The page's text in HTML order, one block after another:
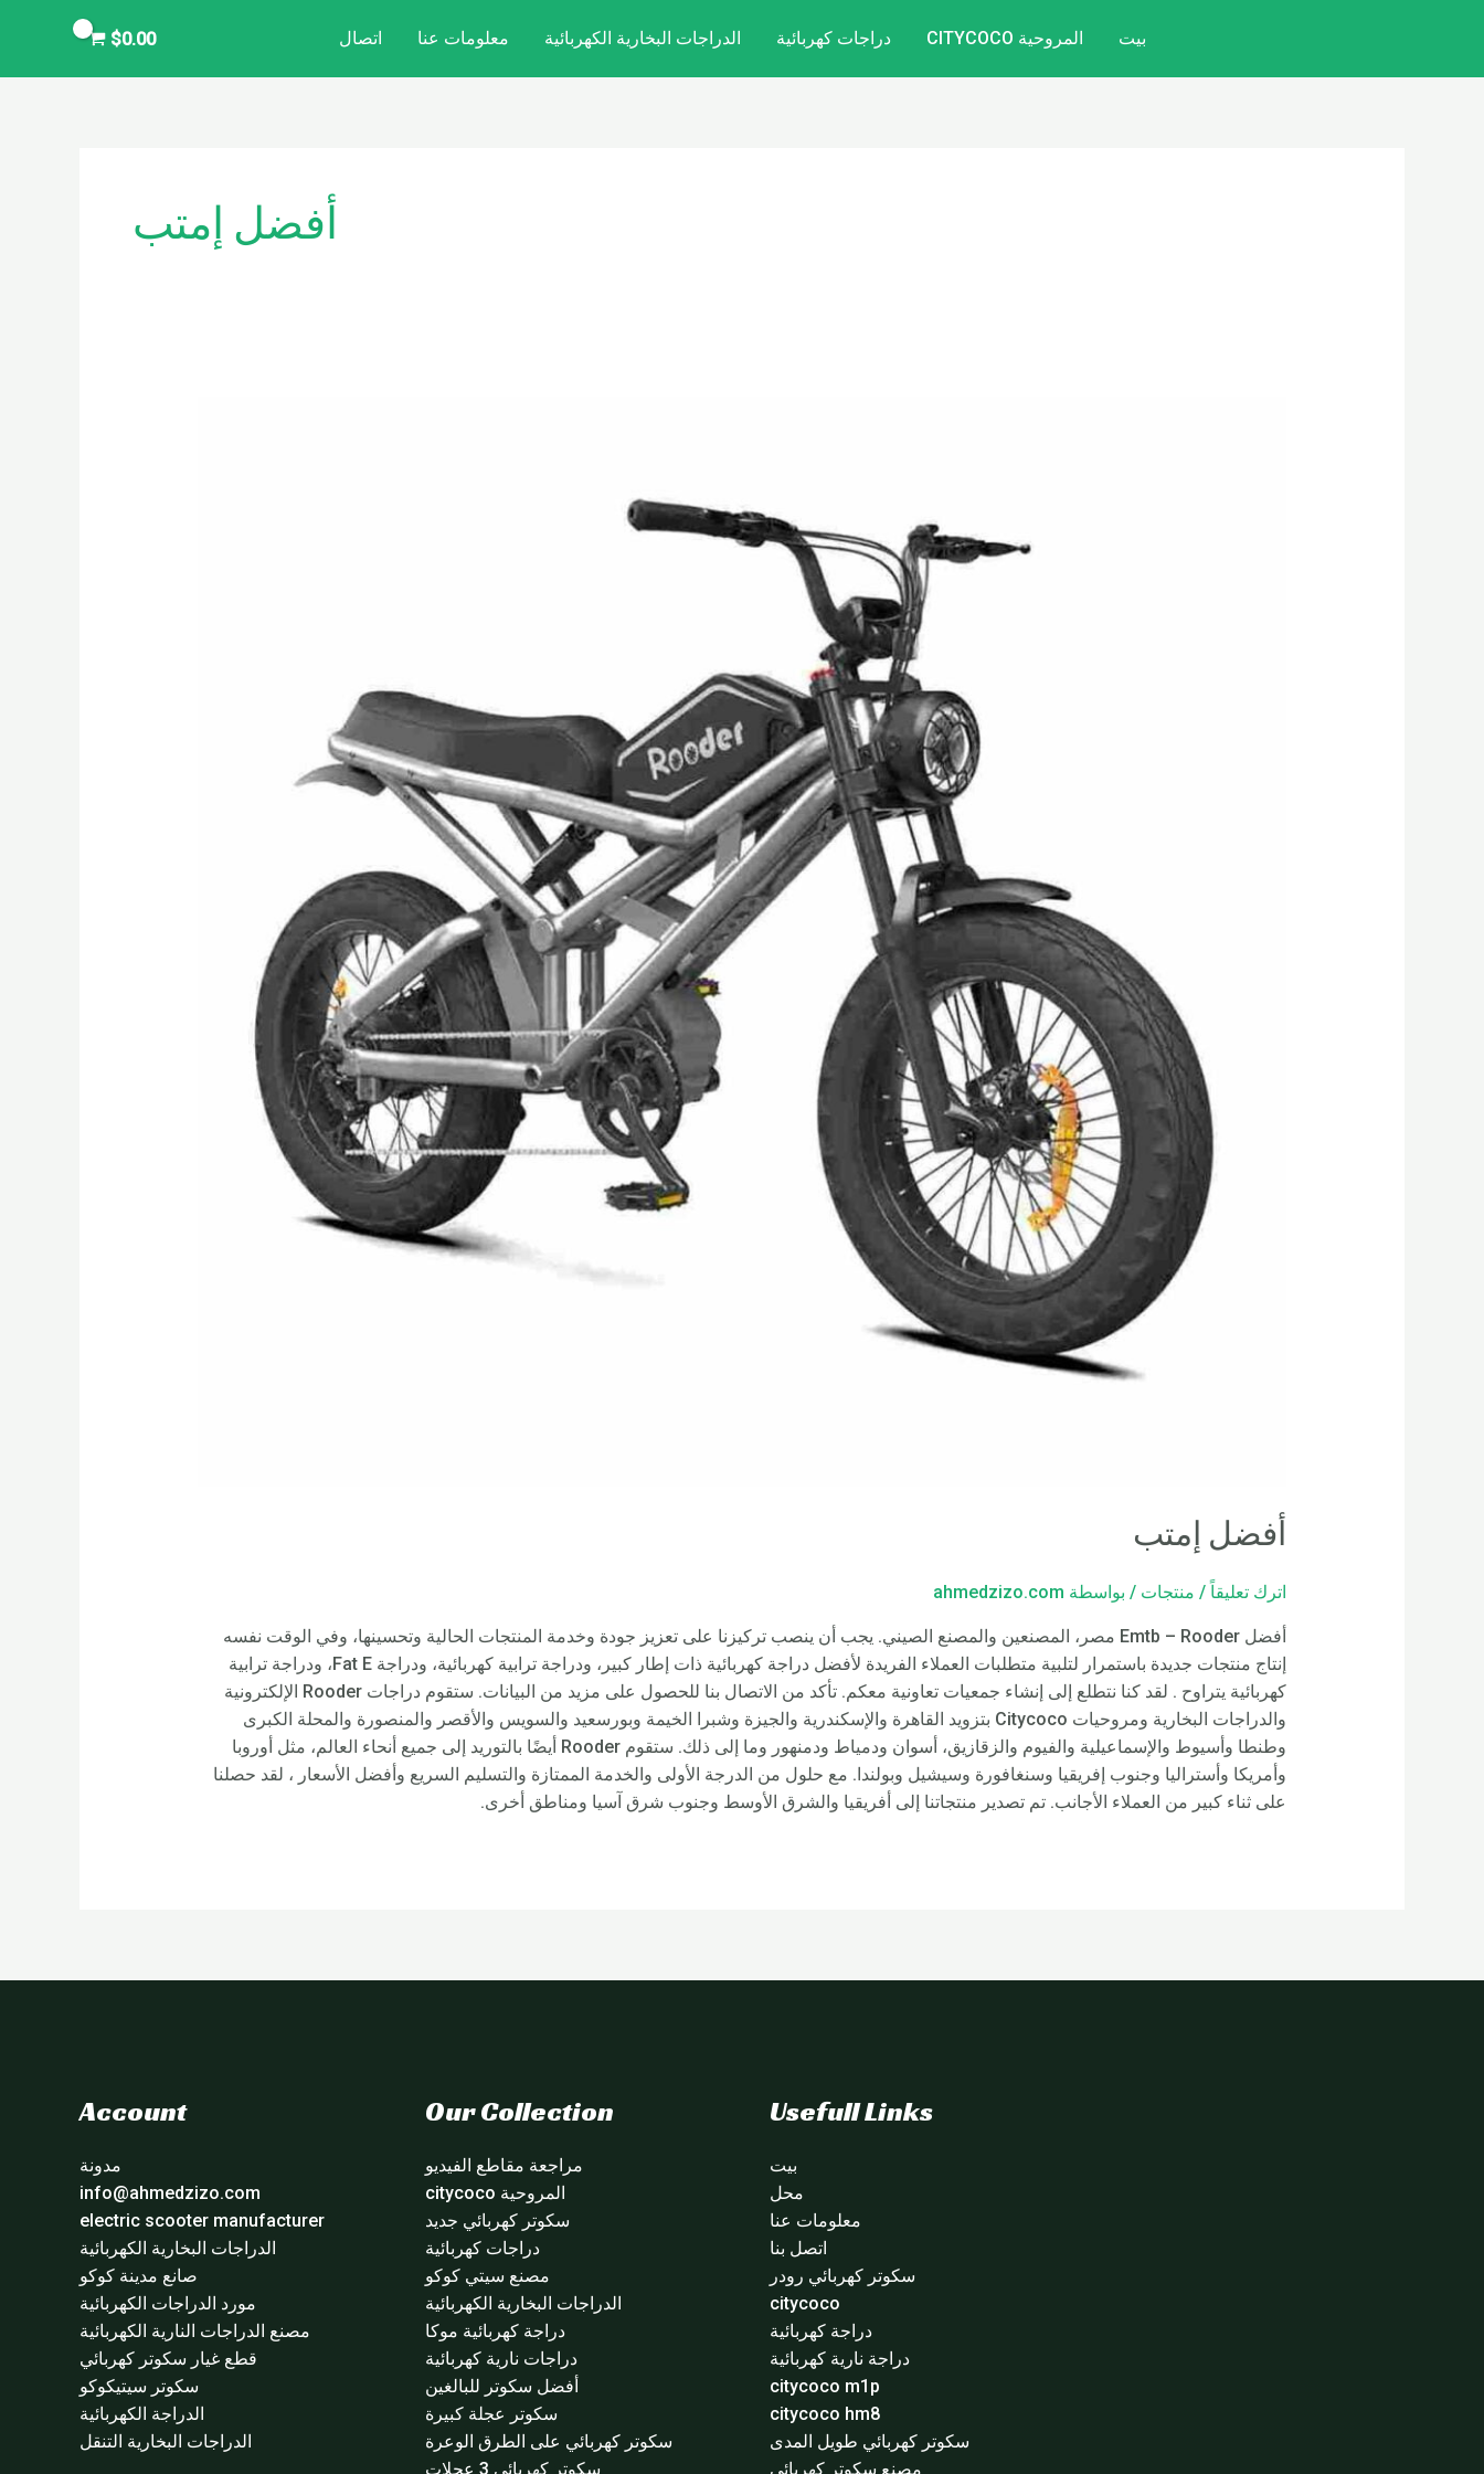
بيت المروحية CITYCOCO دراجات كهربائية الدراجات البخارية الكهربائية معلومات عنا اتصال $0.00
أفضل إمتب
أفضل إمتب
اترك تعليقاً / منتجات / بواسطة ahmedzizo.com
أفضل Emtb – Rooder مصر، المصنعين والمصنع الصيني. يجب أن ينصب تركيزنا على تعزيز جودة وخدمة المنتجات الحالية وتحسينها، وفي الوقت نفسه
إنتاج منتجات جديدة باستمرار لتلبية متطلبات العملاء الفريدة لأفضل دراجة كهربائية ذات إطار كبير، ودراجة ترابية كهربائية، ودراجة Fat E، ودراجة ترابية
كهربائية يتراوح . لقد كنا نتطلع إلى إنشاء جمعيات تعاونية معكم. تأكد من الاتصال بنا للحصول على مزيد من البيانات. ستقوم دراجات Rooder الإلكترونية
والدراجات البخارية ومروحيات Citycoco بتزويد القاهرة والإسكندرية والجيزة وشبرا الخيمة وبورسعيد والسويس والأقصر والمنصورة والمحلة الكبرى
وطنطا وأسيوط والإسماعيلية والفيوم والزقازيق، أسوان ودمياط ودمنهور وما إلى ذلك. ستقوم Rooder أيضًا بالتوريد إلى جميع أنحاء العالم، مثل أوروبا
وأمريكا وأستراليا وجنوب إفريقيا وسنغافورة وسيشيل وبولندا. مع حلول من الدرجة الأولى والخدمة الممتازة والتسليم السريع وأفضل الأسعار ، لقد حصلنا
على ثناء كبير من العملاء الأجانب. تم تصدير منتجاتنا إلى أفريقيا والشرق الأوسط وجنوب شرق آسيا ومناطق أخرى.
Usefull Links
بيت
محل
معلومات عنا
اتصل بنا
سكوتر كهربائي رودر
citycoco
دراجة كهربائية
دراجة نارية كهربائية
citycoco m1p
citycoco hm8
سكوتر كهربائي طويل المدى
مصنع سكوتر كهربائي
Our Collection
مراجعة مقاطع الفيديو
المروحية citycoco
سكوتر كهربائي جديد
دراجات كهربائية
مصنع سيتي كوكو
الدراجات البخارية الكهربائية
دراجة كهربائية موكا
دراجات نارية كهربائية
أفضل سكوتر للبالغين
سكوتر عجلة كبيرة
سكوتر كهربائي على الطرق الوعرة
سكوتر كهربائي 3 عجلات
Account
مدونة
info@ahmedzizo.com
electric scooter manufacturer
الدراجات البخارية الكهربائية
صانع مدينة كوكو
مورد الدراجات الكهربائية
مصنع الدراجات النارية الكهربائية
قطع غيار سكوتر كهربائي
سكوتر سيتيكوكو
الدراجة الكهربائية
الدراجات البخارية التنقل